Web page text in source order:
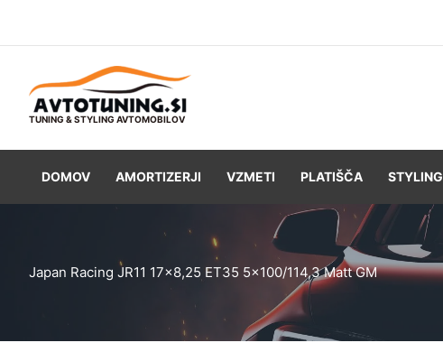
TUNING & STYLING AVTOMOBILOV
DOMOV AMORTIZERJI VZMETI PLATIŠČA STYLING
Japan Racing JR11 17×8,25 ET35 5×100/114,3 Matt GM